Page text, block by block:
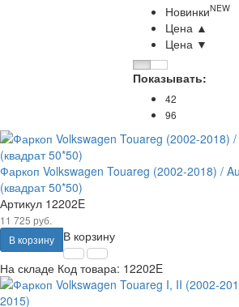
НовинкиNEW
Цена ▲
Цена ▼
Показывать:
42
96
Фаркоп Volkswagen Touareg (2002-2018) /
(квадрат 50*50)
Артикул 12202E
11 725 руб.
В корзину
В корзину
На складе Код товара: 12202E